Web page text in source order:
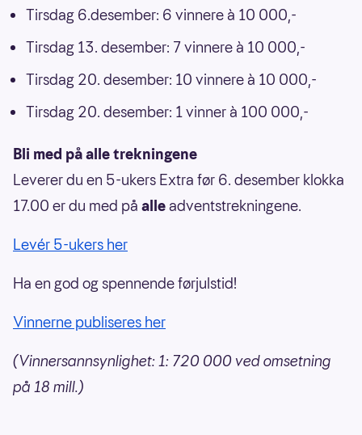
Tirsdag 6.desember: 6 vinnere à 10 000,-
Tirsdag 13. desember: 7 vinnere à 10 000,-
Tirsdag 20. desember: 10 vinnere à 10 000,-
Tirsdag 20. desember: 1 vinner à 100 000,-
Bli med på alle trekningene
Leverer du en 5-ukers Extra før 6. desember klokka
17.00 er du med på alleadventstrekningene.
Levér 5-ukers her
Ha en god og spennende førjulstid!
Vinnerne publiseres her
(Vinnersannsynlighet: 1: 720 000 ved omsetning
på 18 mill.)